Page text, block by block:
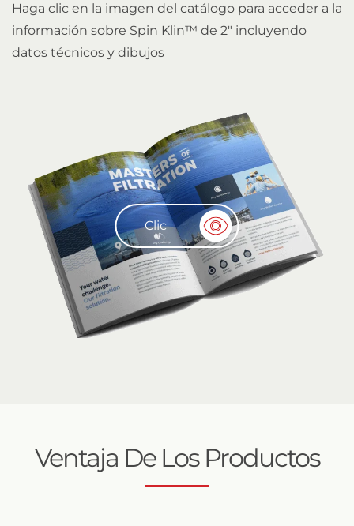
Haga clic en la imagen del catálogo para acceder a la
información sobre Spin Klin™ de 2" incluyendo
datos técnicos y dibujos
Clic
Ventaja De Los Productos